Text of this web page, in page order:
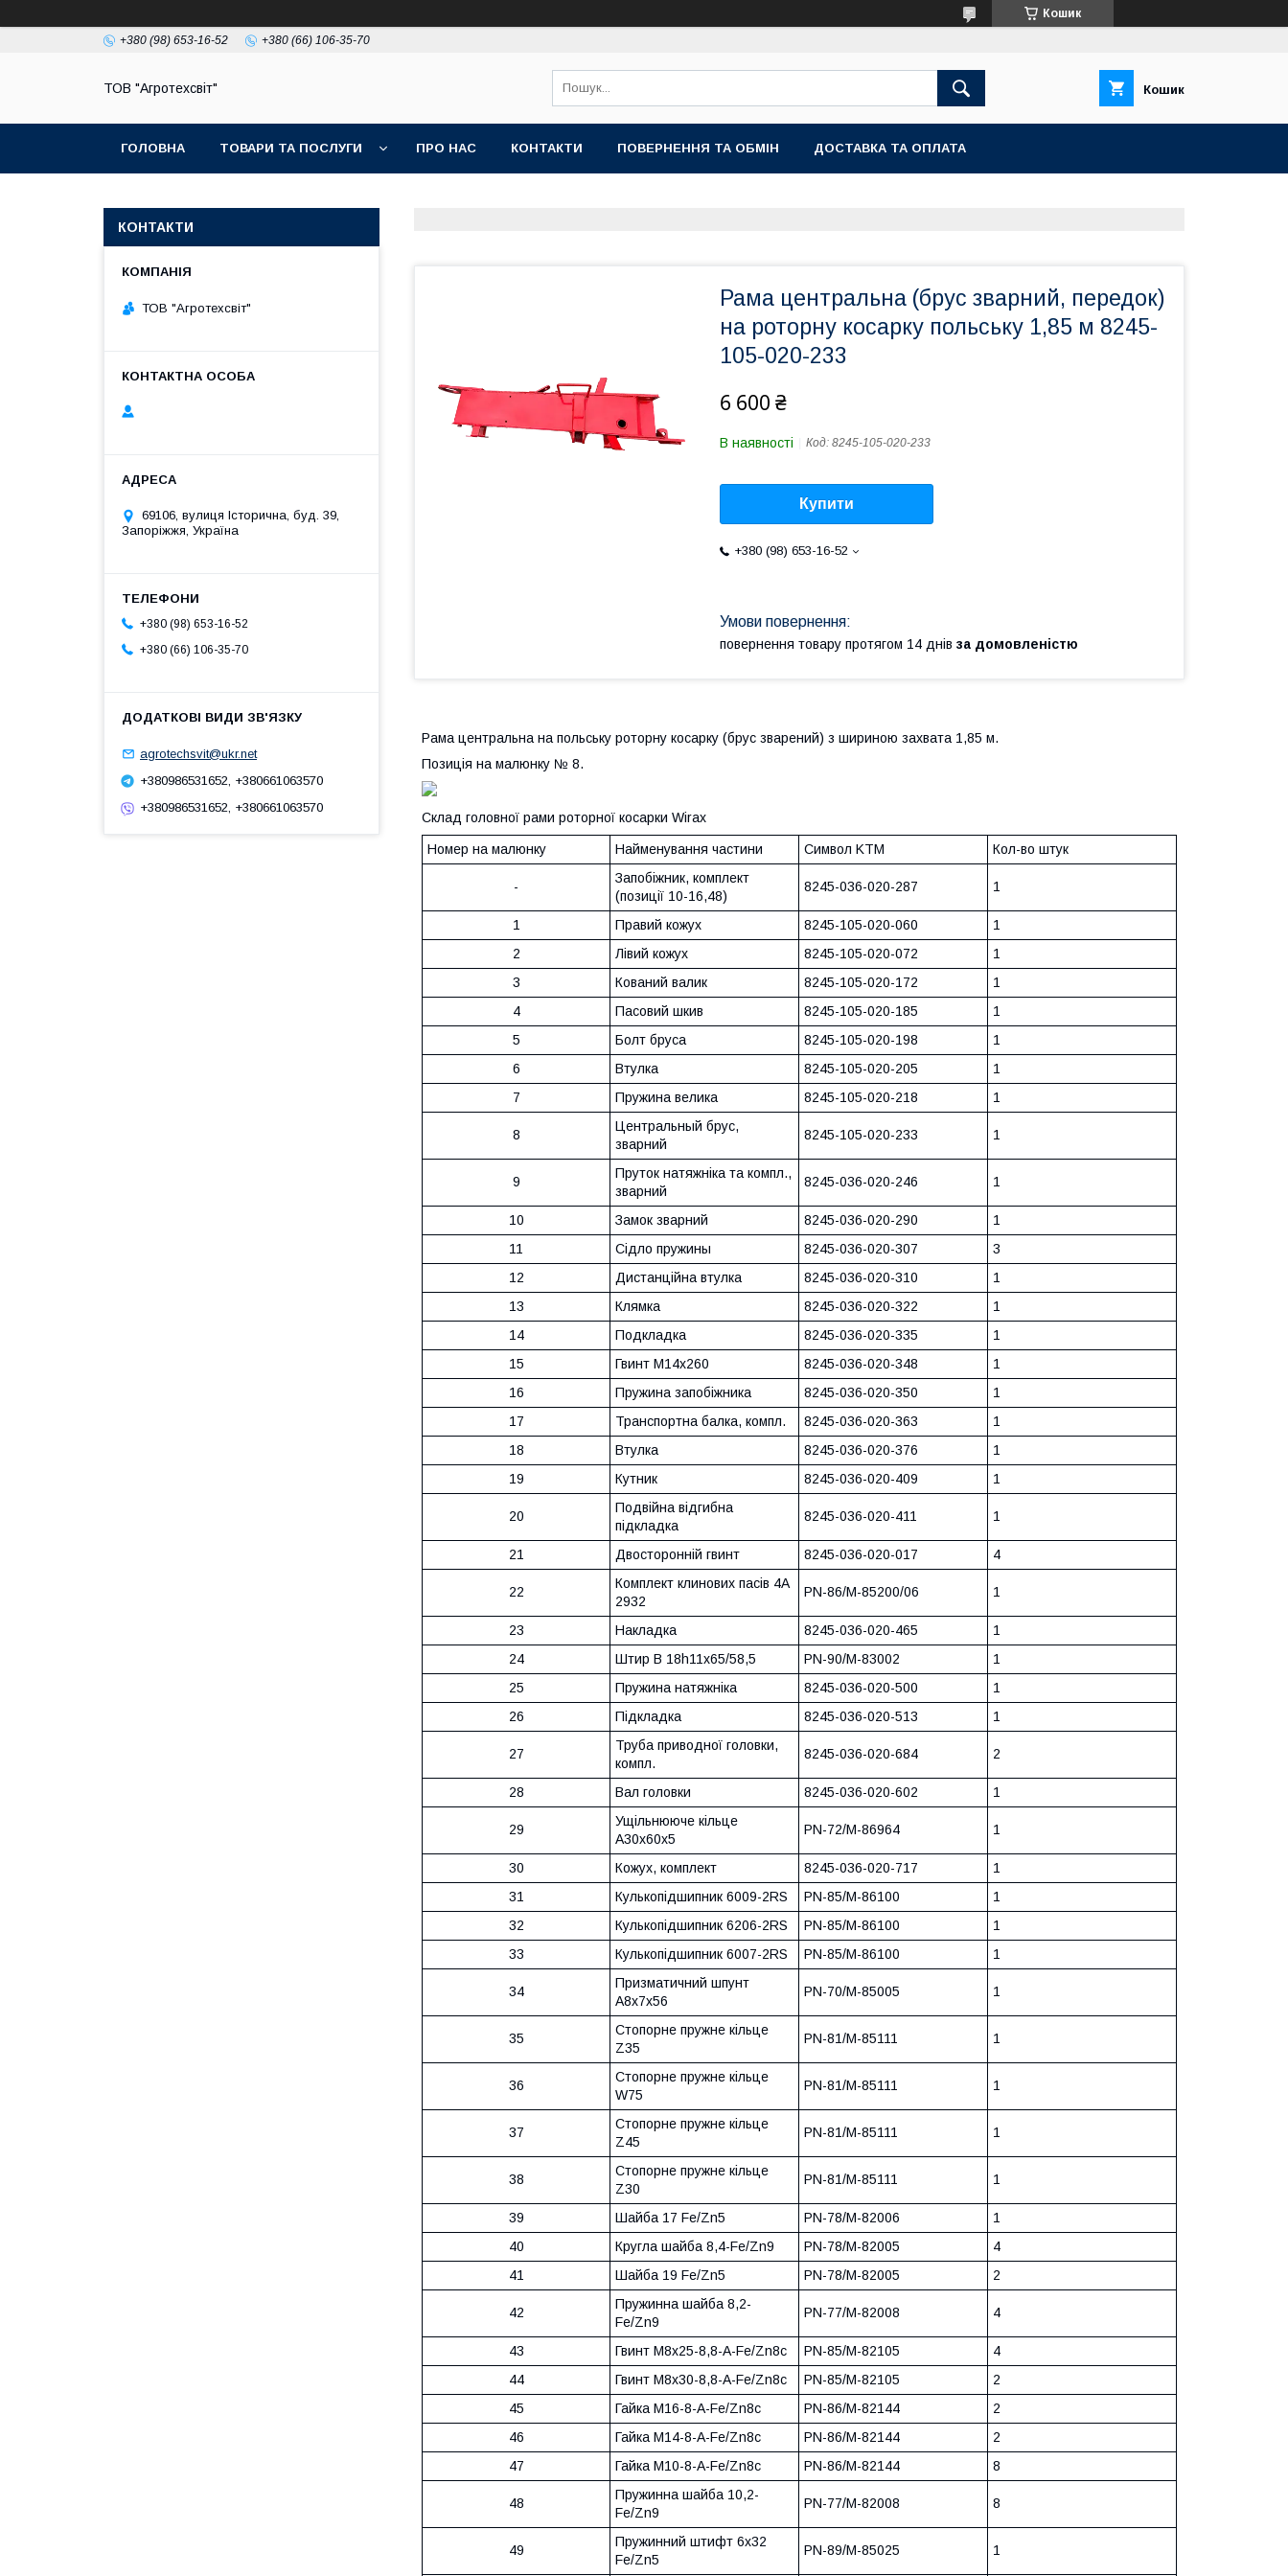
Кошик
+380 (98) 653-16-52 +380 (66) 106-35-70
ТОВ "Агротехсвіт" Кошик
ГОЛОВНА ТОВАРИ ТА ПОСЛУГИ ПРО НАС КОНТАКТИ ПОВЕРНЕННЯ ТА ОБМІН ДОСТАВКА ТА ОПЛАТА
Рама центральна (брус зварний, передок)
на роторну косарку польську 1,85 м 8245-
105-020-233
6 600 ₴
В наявності Код: 8245-105-020-233
Купити
+380 (98) 653-16-52
повернення товару протягом 14 днів за домовленістю
Рама центральна на польську роторну косарку (брус зварений) з шириною захвата 1,85 м.
Позиція на малюнку № 8.
Склад головної рами роторної косарки Wirax
Номер на малюнку Найменування частини Символ KTM Кол-во штук
-
Запобіжник, комплект
(позиції 10-16,48)
8245-036-020-287 1
1 Правий кожух 8245-105-020-060
1
2
Лівий кожух 8245-105-020-072
1
3
Кований валик 8245-105-020-172
1
4
Пасовий шкив 8245-105-020-185
1
5
Болт бруса 8245-105-020-198
1
6
Втулка 8245-105-020-205
1
7
Пружина велика 8245-105-020-218 1
8
Центральный брус,
зварний
8245-105-020-233 1
9
Пруток натяжніка та компл.,
зварний
8245-036-020-246 1
10 Замок зварний 8245-036-020-290
1
11
Сідло пружины 8245-036-020-307
3
12
Дистанційна втулка 8245-036-020-310
1
13
Клямка 8245-036-020-322
1
14
Подкладка 8245-036-020-335
1
15
Гвинт M14x260 8245-036-020-348
1
16
Пружина запобіжника 8245-036-020-350
1
17
Транспортна балка, компл. 8245-036-020-363
1
18
Втулка 8245-036-020-376
1
19
Кутник 8245-036-020-409 1
20
Подвійна відгибна
підкладка
8245-036-020-411 1
21 Двосторонній гвинт 8245-036-020-017 4
22
Комплект клинових пасів 4A
2932
PN-86/M-85200/06 1
23 Накладка 8245-036-020-465
1
24
Штир B 18h11x65/58,5 PN-90/M-83002
1
25
Пружина натяжніка 8245-036-020-500
1
26
Підкладка 8245-036-020-513 1
27
Труба приводної головки,
компл.
8245-036-020-684 2
28 Вал головки 8245-036-020-602 1
29
Ущільнююче кільце
A30x60x5
PN-72/M-86964 1
30 Кожух, комплект 8245-036-020-717
1
31
Кулькопідшипник 6009-2RS PN-85/M-86100
1
32
Кулькопідшипник 6206-2RS PN-85/M-86100
1
33
Кулькопідшипник 6007-2RS PN-85/M-86100 1
34
Призматичний шпунт
A8x7x56
PN-70/M-85005 1
35
Стопорне пружне кільце
Z35
PN-81/M-85111 1
36
Стопорне пружне кільце
W75
PN-81/M-85111 1
37
Стопорне пружне кільце
Z45
PN-81/M-85111 1
38
Стопорне пружне кільце
Z30
PN-81/M-85111 1
39 Шайба 17 Fe/Zn5 PN-78/M-82006
1
40
Кругла шайба 8,4-Fe/Zn9 PN-78/M-82005
4
41
Шайба 19 Fe/Zn5 PN-78/M-82005 2
42
Пружинна шайба 8,2-
Fe/Zn9
PN-77/M-82008 4
43 Гвинт M8x25-8,8-A-Fe/Zn8c PN-85/M-82105
4
44
Гвинт M8x30-8,8-A-Fe/Zn8c PN-85/M-82105
2
45
Гайка M16-8-A-Fe/Zn8c PN-86/M-82144
2
46
Гайка M14-8-A-Fe/Zn8c PN-86/M-82144
2
47
Гайка M10-8-A-Fe/Zn8c PN-86/M-82144 8
48
Пружинна шайба 10,2-
Fe/Zn9
PN-77/M-82008 8
49
Пружинний штифт 6x32
Fe/Zn5
PN-89/M-85025 1
КОНТАКТИ
ТОВ "Агротехсвіт"
69106, вулиця Історична, буд. 39,
Запоріжжя, Україна
+380 (98) 653-16-52
+380 (66) 106-35-70
agrotechsvit@ukr.net
+380986531652, +380661063570
+380986531652, +380661063570